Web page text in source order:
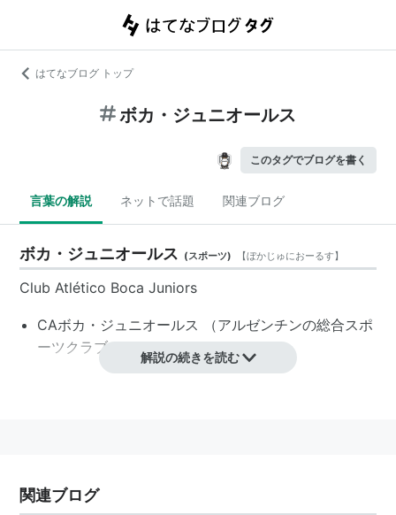
はてなブログ トップ
ボカ・ジュニオールス
このタグでブログを書く
言葉の解説 ネットで話題 関連ブログ
ボカ・ジュニオールス (スポーツ) 【ぼかじゅにおーるす】
Club Atlético Boca Juniors
CAボカ・ジュニオールス
（アルゼンチンの総合スポ
ーツクラブ）
解説の続きを読む
関連ブログ